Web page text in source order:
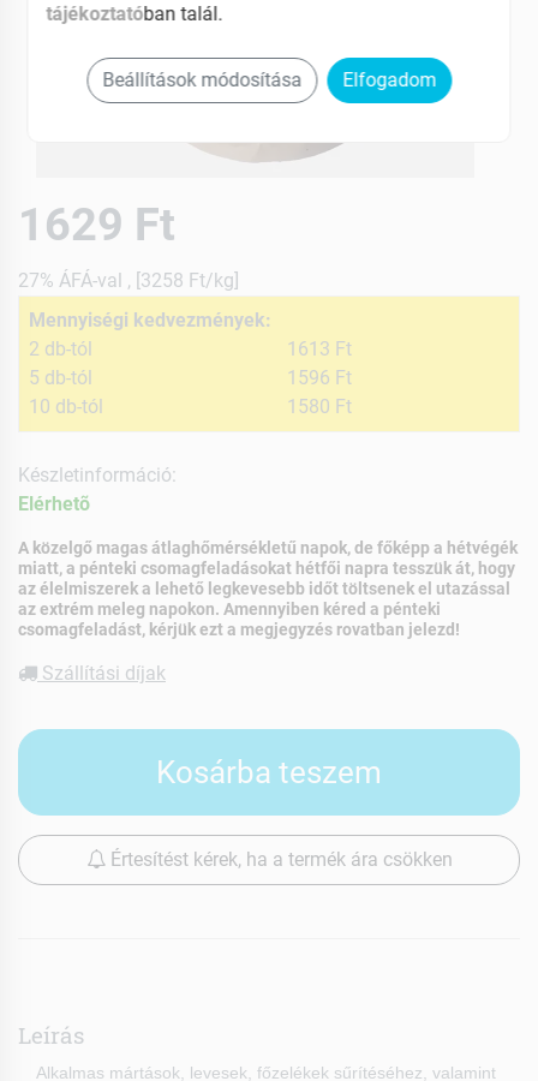
1629 Ft
27% ÁFÁ-val , [3258 Ft/kg]
Mennyiségi kedvezmények:
2 db-tól
1613 Ft
5 db-tól
1596 Ft
10 db-tól
1580 Ft
Készletinformáció:
Elérhetõ
A közelgő magas átlaghőmérsékletű napok, de főképp a hétvégék
miatt, a pénteki csomagfeladásokat hétfői napra tesszük át, hogy
az élelmiszerek a lehető legkevesebb időt töltsenek el utazással
az extrém meleg napokon. Amennyiben kéred a pénteki
csomagfeladást, kérjük ezt a megjegyzés rovatban jelezd!
Szállítási díjak
Kosárba teszem
Értesítést kérek, ha a termék ára csökken
Leírás
Alkalmas mártások, levesek, főzelékek sűrítéséhez, valamint
tájékoztatóban talál.
Beállítások módosítása Elfogadom